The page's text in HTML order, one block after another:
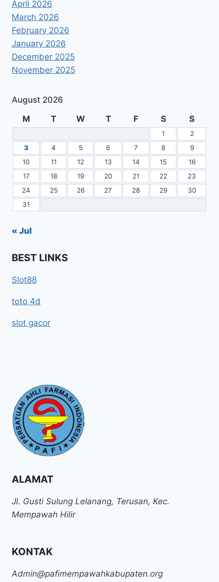
April 2026
March 2026
February 2026
January 2026
December 2025
November 2025
August 2026
M
T W T F S S
1
2
3
4 5 6 7 8
9
10
11 12 13 14 15
16
17
18 19 20 21 22
23
24
25 26 27 28 29
30
31
« Jul
BEST LINKS
Slot88
toto 4d
slot gacor
ALAMAT
Jl. Gusti Sulung Lelanang, Terusan, Kec.
Mempawah Hilir
KONTAK
Admin@pafimempawahkabupaten.org